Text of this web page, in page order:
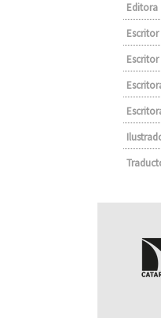
Editora
Escritor
Escritor